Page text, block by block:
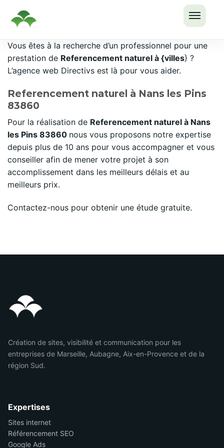
LE
Passer
au
contenu
Vous êtes à la recherche d’un professionnel pour une
prestation de Referencement naturel à {villes} ?
L’agence web Directivs est là pour vous aider.
Referencement naturel à Nans les Pins
83860
Pour la réalisation de Referencement naturel à Nans
les Pins 83860 nous vous proposons notre expertise
depuis plus de 10 ans pour vous accompagner et vous
conseiller afin de mener votre projet à son
accomplissement dans les meilleurs délais et au
meilleurs prix.
Contactez-nous pour obtenir une étude gratuite.
Création de sites, visibilité et communication pour les
entreprises de Marseille, Aubagne, Aix-en-Provence et de la
région Sud.
Expertises
Sites internet
Référencement SEO
Google Ads